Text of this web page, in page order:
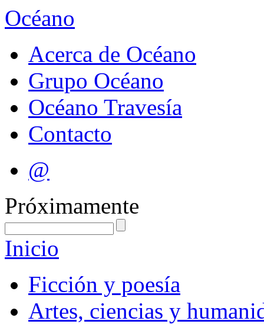
Océano
Acerca de Océano
Grupo Océano
Océano Travesía
Contacto
@
Próximamente
Inicio
Ficción y poesía
Artes, ciencias y